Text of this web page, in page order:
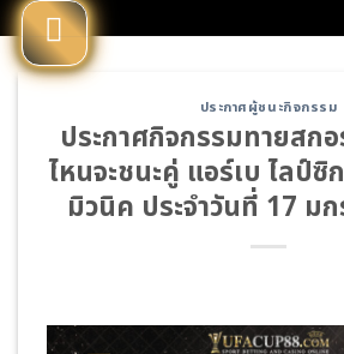
Skip
to
content
ประกาศผู้ชนะกิจกรรม
ประกาศกิจกรรมทายสก
ไหนจะชนะคู่ แอร์เบ ไลป์ซิ
มิวนิค ประจำวันที่ 17 ม